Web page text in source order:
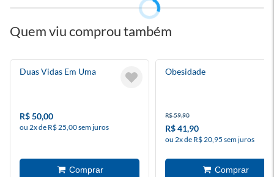
Quem viu comprou também
Duas Vidas Em Uma
R$ 50,00
ou 2x de R$ 25,00 sem juros
Obesidade
R$ 59,90
R$ 41,90
ou 2x de R$ 20,95 sem juros